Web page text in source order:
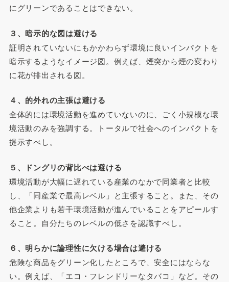
にグリーンであることはできない。
３、暗示的な図は避ける
証明されていないにもかかわらず環境に良いインパクトを
暗示するようなイメージ図。例えば、煙突から煙の変わり
に花が排出される図。
４、的外れの主張は避ける
全体的には環境活動を進めていないのに、ごく小規模な環
境活動のみを強調する。トータルで社会へのインパクトを
提示すべし。
５、ドングリの背比べは避ける
環境活動が大幅に遅れている産業のなかで同業者と比較
し、「同産業で最高レベル」と主張すること。また、その
他企業よりも若干環境活動が進んでいることをアピールす
ること。自分たちのレベルの低さを認識すべし。
６、明らかに論理性に欠ける場合は避ける
危険な商品をグリーン化したところで、安全にはならな
い。例えば、「エコ・フレンドリーなタバコ」など。その